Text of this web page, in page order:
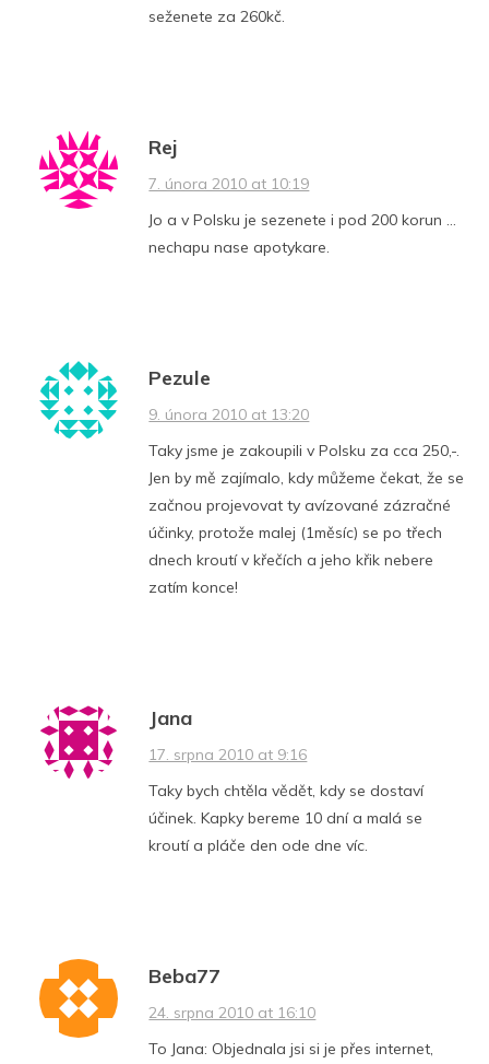
seženete za 260kč.
Rej
7. února 2010 at 10:19
Jo a v Polsku je sezenete i pod 200 korun …
nechapu nase apotykare.
Pezule
9. února 2010 at 13:20
Taky jsme je zakoupili v Polsku za cca 250,-.
Jen by mě zajímalo, kdy můžeme čekat, že se
začnou projevovat ty avízované zázračné
účinky, protože malej (1měsíc) se po třech
dnech kroutí v křečích a jeho křik nebere
zatím konce!
Jana
17. srpna 2010 at 9:16
Taky bych chtěla vědět, kdy se dostaví
účinek. Kapky bereme 10 dní a malá se
kroutí a pláče den ode dne víc.
Beba77
24. srpna 2010 at 16:10
To Jana: Objednala jsi si je přes internet,